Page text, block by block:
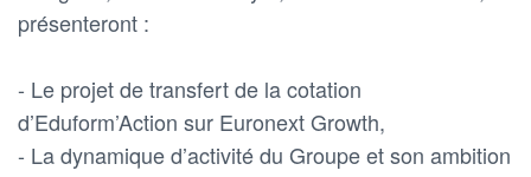
présenteront :
- Le projet de transfert de la cotation
d’Eduform’Action sur Euronext Growth,
- La dynamique d’activité du Groupe et son ambition